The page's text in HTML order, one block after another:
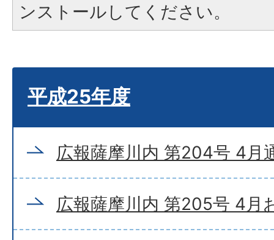
ンストールしてください。
平成25年度
広報薩摩川内 第204号 4月
広報薩摩川内 第205号 4月